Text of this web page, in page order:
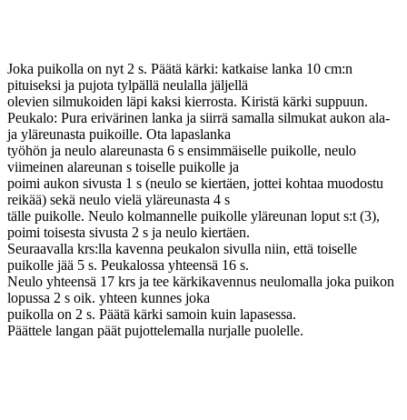
Joka puikolla on nyt 2 s. Päätä kärki: katkaise lanka 10 cm:n
pituiseksi ja pujota tylpällä neulalla jäljellä
olevien silmukoiden läpi kaksi kierrosta. Kiristä kärki suppuun.
Peukalo: Pura erivärinen lanka ja siirrä samalla silmukat aukon ala-
ja yläreunasta puikoille. Ota lapaslanka
työhön ja neulo alareunasta 6 s ensimmäiselle puikolle, neulo
viimeinen alareunan s toiselle puikolle ja
poimi aukon sivusta 1 s (neulo se kiertäen, jottei kohtaa muodostu
reikää) sekä neulo vielä yläreunasta 4 s
tälle puikolle. Neulo kolmannelle puikolle yläreunan loput s:t (3),
poimi toisesta sivusta 2 s ja neulo kiertäen.
Seuraavalla krs:lla kavenna peukalon sivulla niin, että toiselle
puikolle jää 5 s. Peukalossa yhteensä 16 s.
Neulo yhteensä 17 krs ja tee kärkikavennus neulomalla joka puikon
lopussa 2 s oik. yhteen kunnes joka
puikolla on 2 s. Päätä kärki samoin kuin lapasessa.
Päättele langan päät pujottelemalla nurjalle puolelle.